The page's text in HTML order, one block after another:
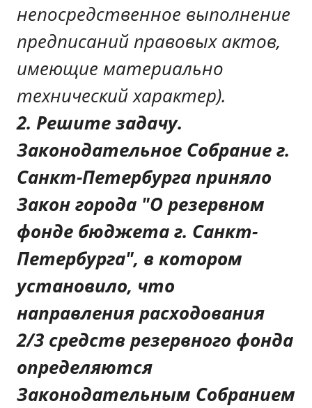
непосредственное выполнение
предписаний правовых актов,
имеющие материально
технический характер).
2. Решите задачу.
Законодательное Собрание г.
Санкт-Петербурга приняло
Закон города "О резервном
фонде бюджета г. Санкт-
Петербурга", в котором
установило, что
направления расходования
2/3 средств резервного фонда
определяются
Законодательным Собранием